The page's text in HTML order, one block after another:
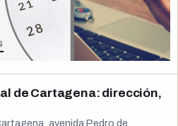
de Cartagena: dirección,
avenida Pedro de